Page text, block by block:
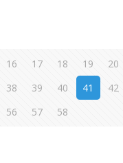
16 17 18 19 20
38 39 40 41 42
56 57 58